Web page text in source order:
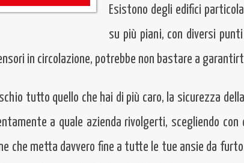
Esistono degli edifici
su più piani, con diversi
in circolazione, potrebbe non bastare a
tutto quello che hai di più caro, la sicurezza
a quale azienda rivolgerti, scegliendo
che metta davvero fine a tutte le tue ansie da